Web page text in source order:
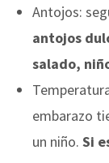
Antojos:
antojos
salado,
embarazo
un niño.Si